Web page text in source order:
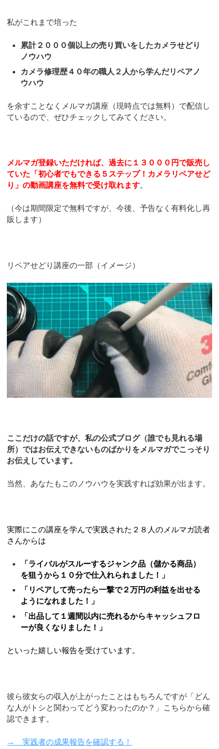
私がこれまで培った
累計２０００個以上の売り買いをしたカメラせどり
ノウハウ
カメラ修理歴４０年の職人２人から学んだリペアノ
ウハウ
を余すことなくメルマガ講座（現時点では無料）で配信し
ているので、ぜひチェックしてみてください。
メルマガ登録いただければ、過去に１３０００円で販売し
ていた「初心者でもできる５ステップ！カメラリペアせど
り」の動画講座を無料で受け取れます。
（今は期間限定で無料ですが、今後、予告なく有料化し再
販します）
リペアせどり講座の一部（イメージ）
ここだけの話ですが、私の公式ブログ（誰でも見れる場
所）ではお伝えできないものばかりをメルマガでこっそり
お伝えしています。
当然、あなたもこのノウハウを実践すれば効果が出ます。
実際にこの講座を学んで実践された２８人のメルマガ読者
さんからは
「ライバルがスルーするジャンク品（儲かる商品）
を狙うから１０分で仕入れられました！」
「リペアして売ったら一撃で２万円の利益を出せる
ようになれました！」
「出品して１週間以内に売れるからキャッシュフロ
ーが良くなりました！」
といった嬉しい報告を受けています。
彼ら彼女らの収入が上がったことはもちろんですが「どん
な人がトシと関わってどう変わったのか？」こちらから確
認できます。
→ 実践者の成果報告を確認する！